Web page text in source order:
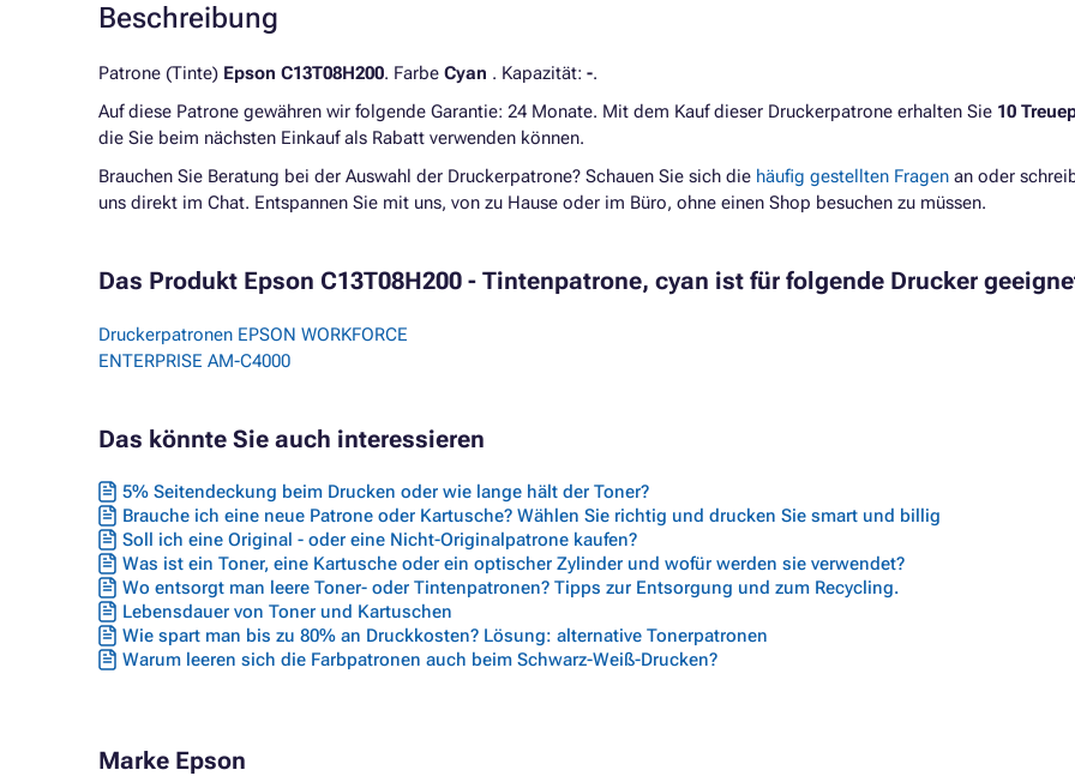
Beschreibung
Patrone (Tinte) Epson C13T08H200. Farbe Cyan . Kapazität: -.
Auf diese Patrone gewähren wir folgende Garantie: 24 Monate. Mit dem Kauf dieser Druckerpatrone erhalten Sie 10
die Sie beim nächsten Einkauf als Rabatt verwenden können.
Brauchen Sie Beratung bei der Auswahl der Druckerpatrone? Schauen Sie sich die häufig gestellten Fragen an oder
uns direkt im Chat. Entspannen Sie mit uns, von zu Hause oder im Büro, ohne einen Shop besuchen zu müssen.
Das Produkt Epson C13T08H200 - Tintenpatrone, cyan ist für folgende Drucker
Druckerpatronen EPSON WORKFORCE
ENTERPRISE AM-C4000
Das könnte Sie auch interessieren
5% Seitendeckung beim Drucken oder wie lange hält der Toner?
Brauche ich eine neue Patrone oder Kartusche? Wählen Sie richtig und drucken Sie smart und billig
Soll ich eine Original - oder eine Nicht-Originalpatrone kaufen?
Was ist ein Toner, eine Kartusche oder ein optischer Zylinder und wofür werden sie verwendet?
Wo entsorgt man leere Toner- oder Tintenpatronen? Tipps zur Entsorgung und zum Recycling.
Lebensdauer von Toner und Kartuschen
Wie spart man bis zu 80% an Druckkosten? Lösung: alternative Tonerpatronen
Warum leeren sich die Farbpatronen auch beim Schwarz-Weiß-Drucken?
Marke Epson